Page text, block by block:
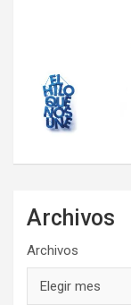
Archivos
Archivos